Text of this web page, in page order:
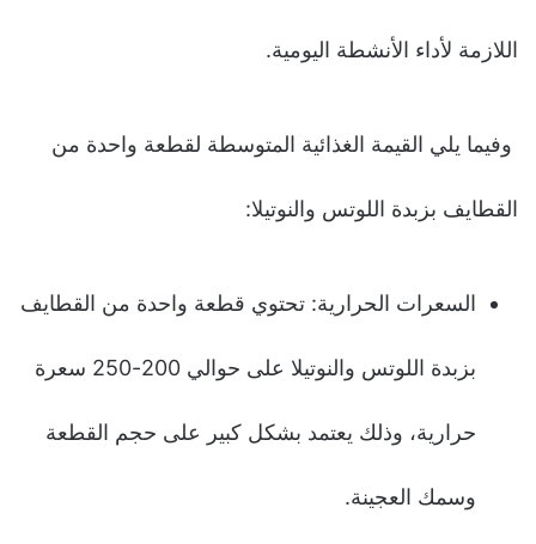
اللازمة لأداء الأنشطة اليومية.
وفيما يلي القيمة الغذائية المتوسطة لقطعة واحدة من
القطايف بزبدة اللوتس والنوتيلا:
السعرات الحرارية: تحتوي قطعة واحدة من القطايف
بزبدة اللوتس والنوتيلا على حوالي 200-250 سعرة
حرارية، وذلك يعتمد بشكل كبير على حجم القطعة
وسمك العجينة.